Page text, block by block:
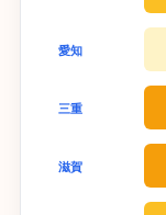
愛知
三重
滋賀